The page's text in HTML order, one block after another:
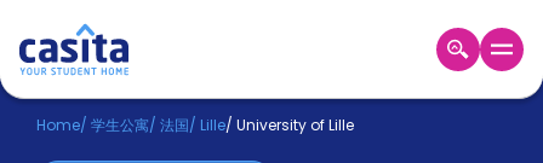
Home ZH EUR
Home/ 学生公寓/ 法国/ Lille/ University of Lille